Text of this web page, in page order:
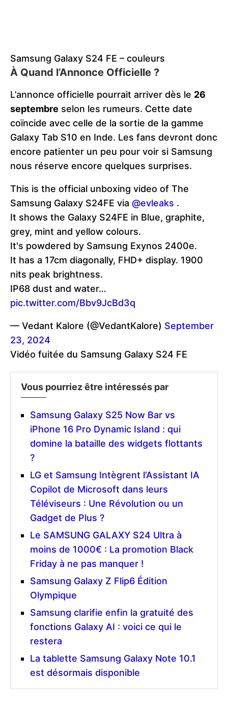
Samsung Galaxy S24 FE – couleurs
À Quand l’Annonce Officielle ?
L’annonce officielle pourrait arriver dès le 26
septembre selon les rumeurs. Cette date
coïncide avec celle de la sortie de la gamme
Galaxy Tab S10 en Inde. Les fans devront donc
encore patienter un peu pour voir si Samsung
nous réserve encore quelques surprises.
This is the official unboxing video of The
Samsung Galaxy S24FE via @evleaks .
It shows the Galaxy S24FE in Blue, graphite,
grey, mint and yellow colours.
It's powdered by Samsung Exynos 2400e.
It has a 17cm diagonally, FHD+ display. 1900
nits peak brightness.
IP68 dust and water…
pic.twitter.com/Bbv9JcBd3q
— Vedant Kalore (@VedantKalore) September
23, 2024
Vidéo fuitée du Samsung Galaxy S24 FE
Vous pourriez être intéressés par
Samsung Galaxy S25 Now Bar vs
iPhone 16 Pro Dynamic Island : qui
domine la bataille des widgets flottants
?
LG et Samsung Intègrent l’Assistant IA
Copilot de Microsoft dans leurs
Téléviseurs : Une Révolution ou un
Gadget de Plus ?
Le SAMSUNG GALAXY S24 Ultra à
moins de 1000€ : La promotion Black
Friday à ne pas manquer !
Samsung Galaxy Z Flip6 Édition
Olympique
Samsung clarifie enfin la gratuité des
fonctions Galaxy AI : voici ce qui le
restera
La tablette Samsung Galaxy Note 10.1
est désormais disponible